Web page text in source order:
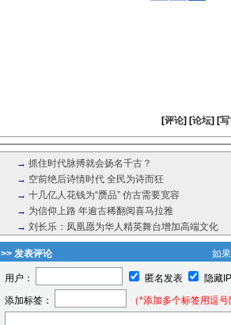
[评论] [论坛] [
→ 抓住时代脉搏就会扬名千古？
→ 空前绝后诗情时代 全民为诗而狂
→ 十几亿人花钱为“赝品” 仿古需要宽容
→ 为信仰上路 年逾古稀翻阅喜马拉雅
→ 刘长乐：凤凰愿为华人精英舞台增加高端文化
>> 发表评论 如
用户： 匿名发表
隐藏
添加标签：
（*添加多个标签用逗